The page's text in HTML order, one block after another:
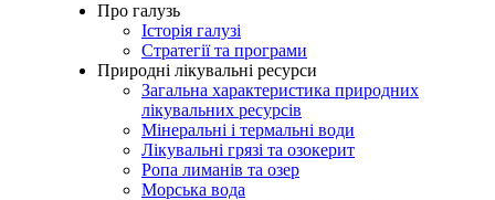
Про галузь
Історія галузі
Стратегії та програми
Природні лікувальні ресурси
Загальна характеристика природних
лікувальних ресурсів
Мінеральні і термальні води
Лікувальні грязі та озокерит
Ропа лиманів та озер
Морська вода